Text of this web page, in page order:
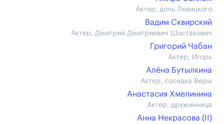
Актер, дочь Левицкого
Вадим Сквирский
Актер, Дмитрий Дмитриевич Шостакович
Григорий Чабан
Актер, Игорь
Алёна Бутылкина
Актер, соседка Веры
Анастасия Хмелинина
Актер, дружинница
Анна Некрасова (II)